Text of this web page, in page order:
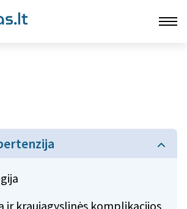
ir kraujagyslinės komplikacijos